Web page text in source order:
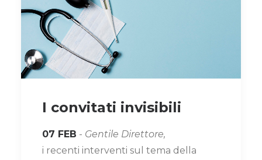
I convitati invisibili
07 FEB - Gentile Direttore,
i recenti interventi sul tema della